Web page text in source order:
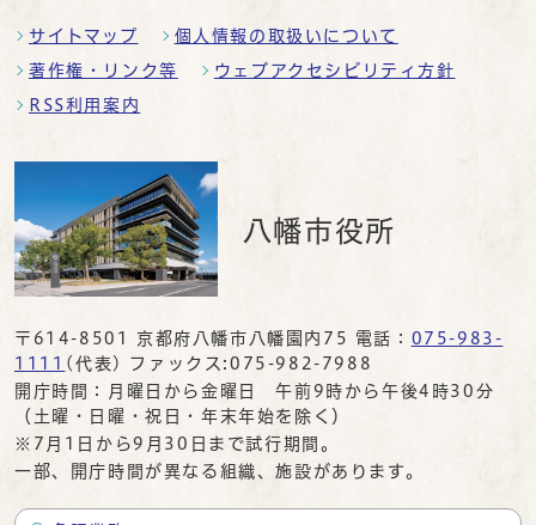
サイトマップ 個人情報の取扱いについて
著作権・リンク等 ウェブアクセシビリティ方針
RSS利用案内
八幡市役所
〒614-8501 京都府八幡市八幡園内75 電話： 075-983-
1111 (代表) ファックス:075-982-7988
開庁時間：月曜日から金曜日 午前9時から午後4時30分
（土曜・日曜・祝日・年末年始を除く）
※7月1日から9月30日まで試行期間。
一部、開庁時間が異なる組織、施設があります。